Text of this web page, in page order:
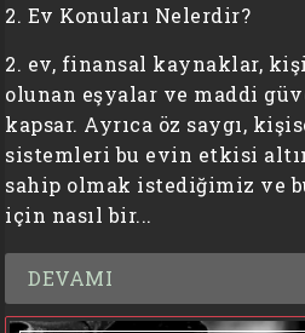
2. Ev Konuları Nelerdir?
2. ev, finansal kaynaklar,
olunan eşyalar ve maddi
kapsar. Ayrıca öz saygı,
sistemleri bu evin etkisi
sahip olmak istediğimiz ve
için nasıl bir...
DEVAMI